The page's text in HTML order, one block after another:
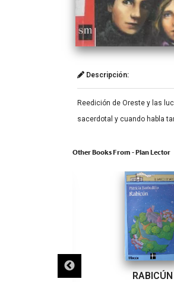
Descripción:
Reedición de Oreste y las
sacerdotal y cuando habla
Other Books From - Plan Lector
RABICÚN